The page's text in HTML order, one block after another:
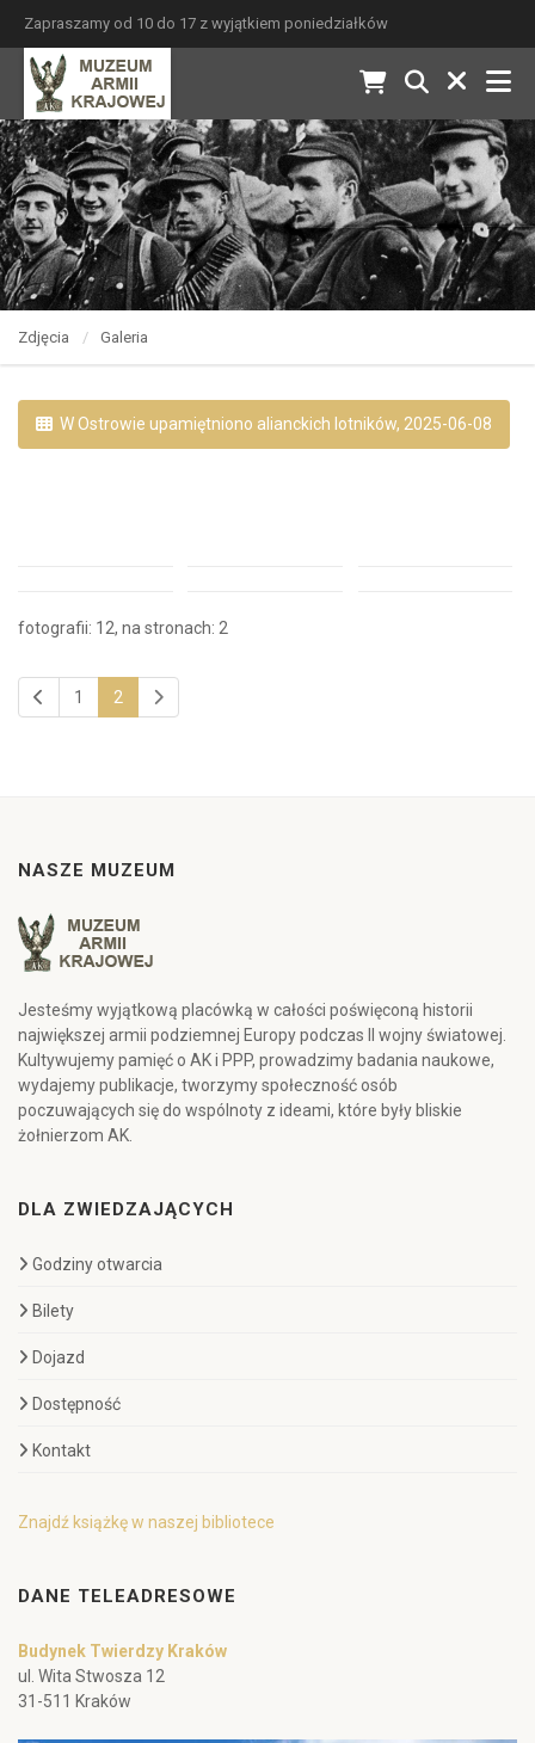
Zapraszamy od 10 do 17 z wyjątkiem poniedziałków
Zdjęcia Galeria
W Ostrowie upamiętniono alianckich lotników, 2025-06-08
fotografii: 12, na stronach: 2
1 2
NASZE MUZEUM
Jesteśmy wyjątkową placówką w całości poświęconą historii
największej armii podziemnej Europy podczas II wojny światowej.
Kultywujemy pamięć o AK i PPP, prowadzimy badania naukowe,
wydajemy publikacje, tworzymy społeczność osób
poczuwających się do wspólnoty z ideami, które były bliskie
żołnierzom AK.
DLA ZWIEDZAJĄCYCH
Godziny otwarcia
Bilety
Dojazd
Dostępność
Kontakt
Znajdź książkę w naszej bibliotece
DANE TELEADRESOWE
Budynek Twierdzy Kraków
ul. Wita Stwosza 12
31-511 Kraków